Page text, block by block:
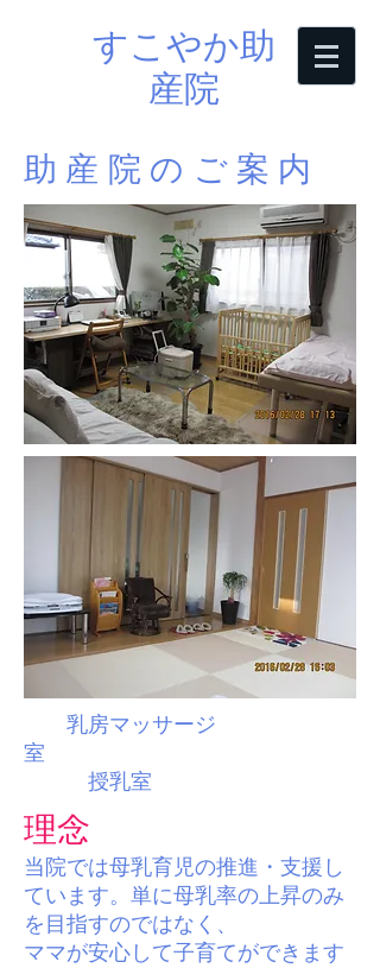
すこやか助
産院
助産院のご案内
乳房マッサージ
室
授乳室
理念
当院では母乳育児の推進・支援し
ています。単に母乳率の上昇のみ
を目指すのではなく、
ママが安心して子育てができます